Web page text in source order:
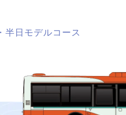
半日モデルコース